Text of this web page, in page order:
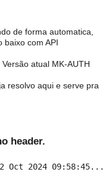
de forma automatica,
baixo com API
atual MK-AUTH
resolvo aqui e serve pra
header.
Oct 2024